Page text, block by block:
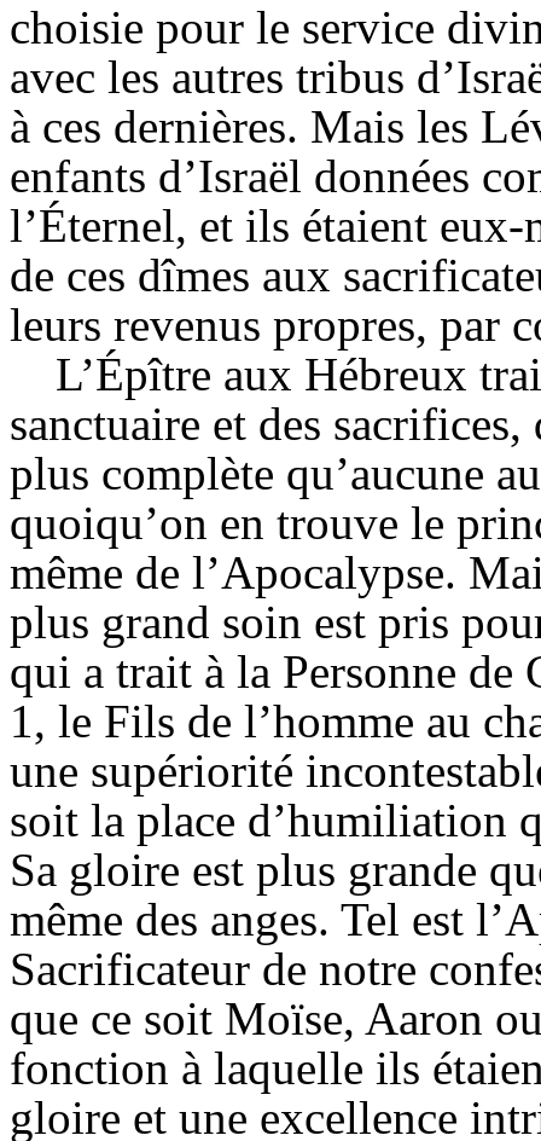
choisie pour le service
avec les autres tribus
à ces dernières. Mais les
enfants d’Israël données
l’Éternel, et ils étaient eux-
de ces dîmes aux
leurs revenus propres, par
L’Épître aux Hébreux
sanctuaire et des
plus complète qu’aucune
quoiqu’on en trouve le
même de l’Apocalypse.
plus grand soin est pris
qui a trait à la Personne
1, le Fils de l’homme au
une supériorité
soit la place d’humiliation
Sa gloire est plus grande
même des anges. Tel est l’
Sacrificateur de notre
que ce soit Moïse, Aaron
fonction à laquelle ils
gloire et une excellence